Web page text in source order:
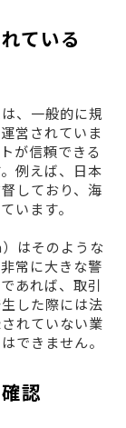
ている
、一般的に規
営されていま
が信頼できる
例えば、日本
しており、海
います。
はそのような
常に大きな警
あれば、取引
した際には法
れていない業
できません。
認